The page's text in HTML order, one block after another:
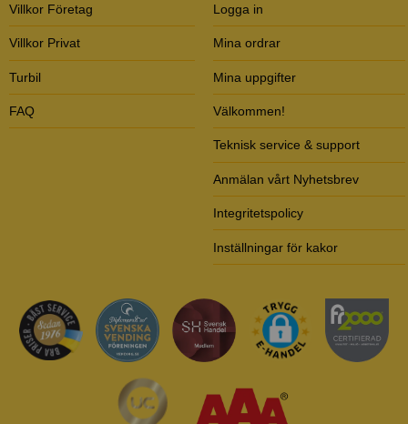
Villkor Företag
Villkor Privat
Turbil
FAQ
Logga in
Mina ordrar
Mina uppgifter
Välkommen!
Teknisk service & support
Anmälan vårt Nyhetsbrev
Integritetspolicy
Inställningar för kakor